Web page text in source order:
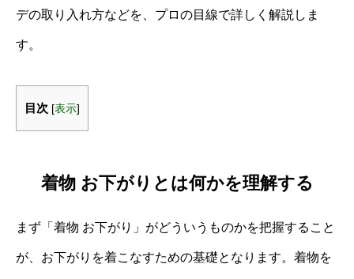
デの取り入れ方などを、プロの目線で詳しく解説しま
す。
目次 [表示]
着物 お下がりとは何かを理解する
まず「着物 お下がり」がどういうものかを把握すること
が、お下がりを着こなすための基礎となります。着物を